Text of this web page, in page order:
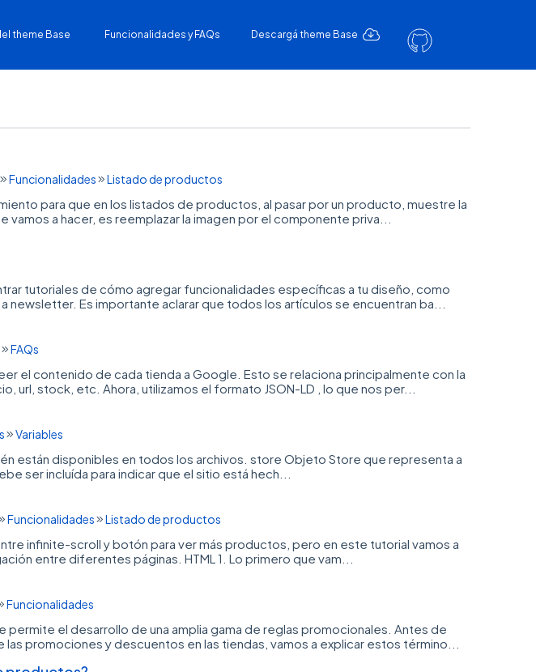
theme Base Funcionalidades y FAQs Descargá theme Base
Funcionalidades Listado de productos
para que en los listados de productos, al pasar por un producto, muestre la
vamos a hacer, es reemplazar la imagen por el componente priva...
tutoriales de cómo agregar funcionalidades específicas a tu diseño, como
Es importante aclarar que todos los artículos se encuentran ba...
FAQs
el contenido de cada tienda a Google. Esto se relaciona principalmente con la
stock, etc. Ahora, utilizamos el formato JSON-LD , lo que nos per...
Variables
están disponibles en todos los archivos. store Objeto Store que representa a
ser incluída para indicar que el sitio está hech...
Funcionalidades Listado de productos
infinite-scroll y botón para ver más productos, pero en este tutorial vamos a
entre diferentes páginas. HTML 1. Lo primero que vam...
Funcionalidades
permite el desarrollo de una amplia gama de reglas promocionales. Antes de
promociones y descuentos en las tiendas, vamos a explicar estos término...